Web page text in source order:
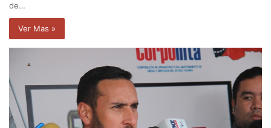
de…
Ver Mas »